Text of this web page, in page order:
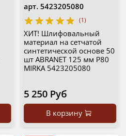
арт. 5423205080
(1)
ХИТ! Шлифовальный
материал на сетчатой
синтетической основе 50
шт ABRANET 125 мм P80
MIRKA 5423205080
5 250 Руб
В корзину